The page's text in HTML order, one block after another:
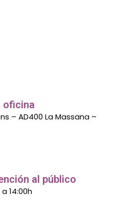
oficina
– AD400 La Massana –
al público
14:00h